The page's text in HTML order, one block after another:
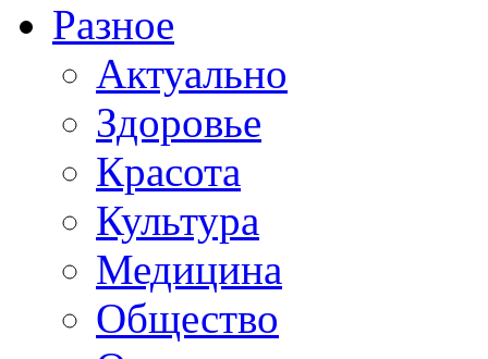
Разное
Актуально
Здоровье
Красота
Культура
Медицина
Общество